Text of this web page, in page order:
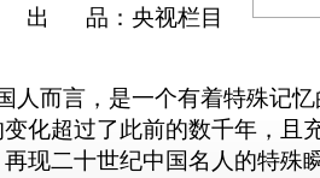
出 品：央视栏目
人而言，是一个有着特殊记
化超过了此前的数千年，且
现二十世纪中国名人的特殊